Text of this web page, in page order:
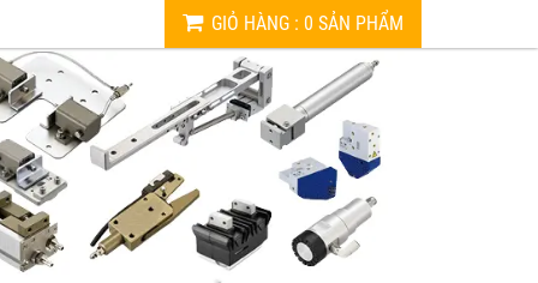
GIỎ HÀNG : 0 SẢN PHẨM